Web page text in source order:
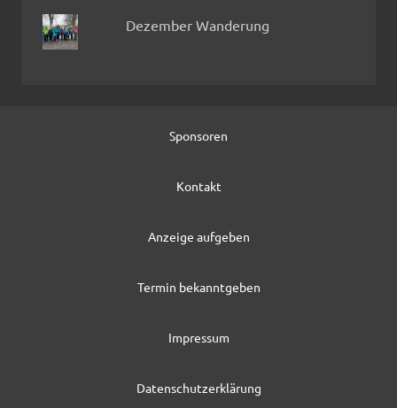
Dezember Wanderung
Sponsoren
Kontakt
Anzeige aufgeben
Termin bekanntgeben
Impressum
Datenschutzerklärung